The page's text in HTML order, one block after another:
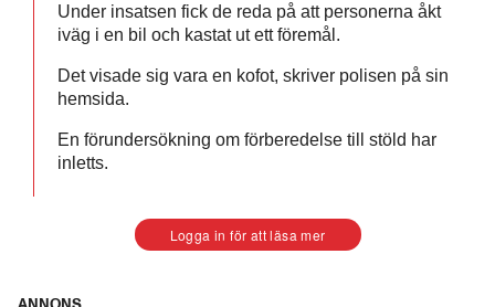
Under insatsen fick de reda på att personerna åkt
iväg i en bil och kastat ut ett föremål.
Det visade sig vara en kofot, skriver polisen på sin
hemsida.
En förundersökning om förberedelse till stöld har
inletts.
Logga in för att läsa mer